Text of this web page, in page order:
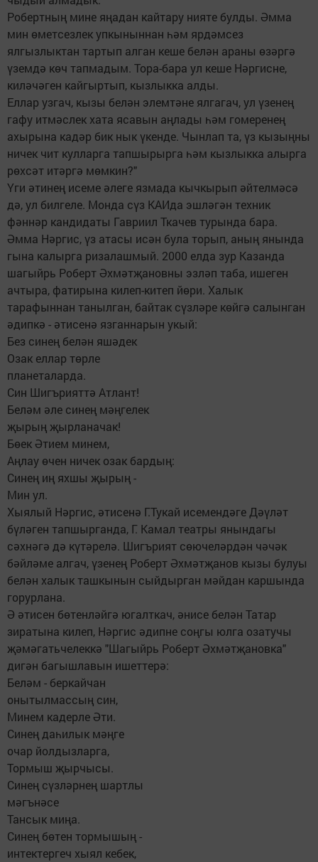
Робертның мине яңадан кайтару нияте булды. Әмма
мин өметсезлек упкыныннан һәм ярдәмсез
ялгызлыктан тартып алган кеше белән араны өзәргә
үземдә көч тапмадым. Тора-бара ул кеше Нәргисне,
киләчәген кайгыртып, кызлыкка алды.
Еллар узгач, кызы белән элемтәне ялгагач, ул үзенең
гафу итмәслек хата ясавын аңлады һәм гомеренең
ахырына кадәр бик нык үкенде. Чынлап та, үз кызыңны
ничек чит кулларга тапшырырга һәм кызлыкка алыр­га
рөхсәт итәргә мөмкин?"
Үги әтинең исеме әлеге язмада кычкырып әйтелмәсә
дә, ул билгеле. Монда сүз КАИда эшләгән техник
фәннәр кандидаты Гавриил Ткачев турында бара.
Әмма Нәргис, үз атасы исән була торып, аның янында
гына калырга ризалашмый. 2000 елда зур Казанда
шагыйрь Роберт Әхмәтҗановны эзләп таба, ишеген
ачтыра, фатирына килеп-китеп йөри. Халык
тарафыннан танылган, байтак сүзләре көйгә салынган
әдипкә - әтисенә язганнарын укый:
Без синең белән яшәдек
Озак еллар төрле
планеталарда.
Син Шигърияттә Атлант!
Беләм әле синең мәңгелек
җырың җырланачак!
Бөек Әтием минем,
Аңлау өчен ничек озак бардың:
Синең иң яхшы җырың -
Мин ул.
Хыялый Нәргис, әтисенә Г.Тукай исемендәге Дәүләт
бүләген тапшырганда, Г. Камал театры янындагы
сәхнәгә дә күтәрелә. Шигърият сөючеләрдән чәчәк
бәйләме алгач, үзенең Роберт Әхмәтҗанов кызы булуы
белән халык ташкынын сыйдырган мәйдан каршында
горурлана.
Ә әтисен бөтенләйгә югалткач, әнисе белән Татар
зиратына килеп, Нәргис әдипне соңгы юлга озатучы
җәмәгатьчелеккә "Шагыйрь Роберт Әхмәтҗановка"
дигән багышлавын ишеттерә:
Беләм - беркайчан
онытылмассың син,
Минем кадерле Әти.
Синең даһилык мәңге
очар йолдызларга,
Тормыш җырчысы.
Синең сүзләрнең шартлы
мәгънәсе
Тансык миңа.
Синең бөтен тормышың -
интектергеч хыял кебек,